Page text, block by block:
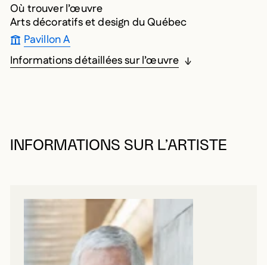
Où trouver l’œuvre
Arts décoratifs et design du Québec
Pavillon A
Informations détaillées sur l’œuvre
INFORMATIONS SUR L’ARTISTE